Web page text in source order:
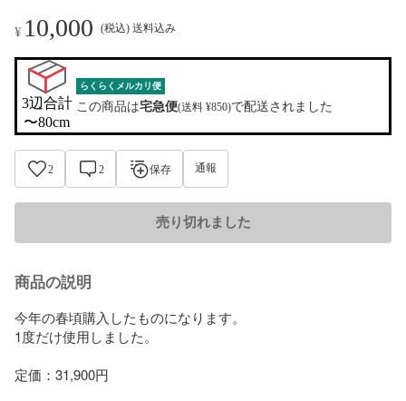
¥ 10,000 (税込) 送料込み
3辺合計
〜80cm
らくらくメルカリ便
この商品は宅急便(送料 ¥850)で配送されました
2 2 保存 通報
売り切れました
商品の説明
今年の春頃購入したものになります。
1度だけ使用しました。
定価：31,900円